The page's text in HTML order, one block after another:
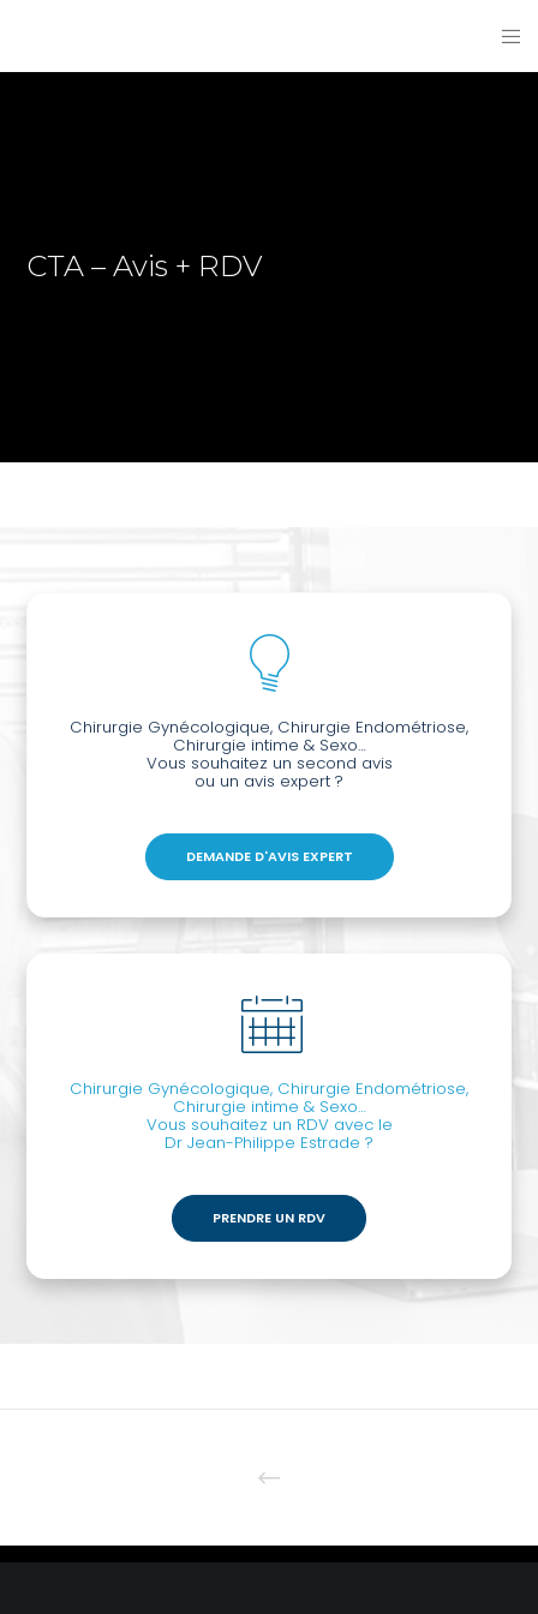
CTA – Avis + RDV
Chirurgie Gynécologique, Chirurgie Endométriose,
Chirurgie intime & Sexo…
Vous souhaitez un second avis
ou un avis expert ?
DEMANDE D'AVIS EXPERT
Chirurgie Gynécologique, Chirurgie Endométriose,
Chirurgie intime & Sexo…
Vous souhaitez un RDV avec le
Dr Jean-Philippe Estrade ?
PRENDRE UN RDV